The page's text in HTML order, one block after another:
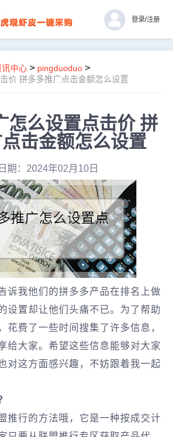
登录/注册
讯中心 > pingduoduo >
价 拼多多推广点击金额怎么设置
怎么设置点击价 拼
击金额怎么设置
期：2024年02月10日
诉我他们的拼多多产品在排名上做
设置却让他们头痛不已。为了帮助
花费了一些时间搜集了许多信息，
给大家。希望这些信息能够对大家
对这方面感兴趣，不妨跟着我一起
推行的方法哦，它是一种按成交计